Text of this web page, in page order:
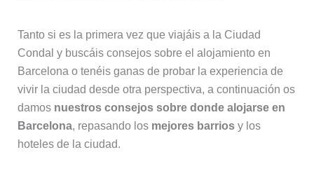
Tanto si es la primera vez que viajáis a la Ciudad
Condal y buscáis consejos sobre el alojamiento en
Barcelona o tenéis ganas de probar la experiencia de
vivir la ciudad desde otra perspectiva, a continuación os
damos nuestros consejos sobre donde alojarse en
Barcelona, repasando los mejores barriosy los
hoteles de la ciudad.